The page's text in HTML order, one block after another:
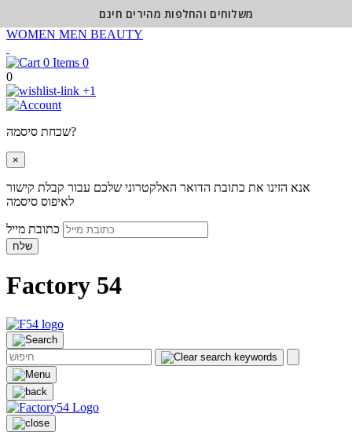
WOMEN MEN BEAUTY
0
0
+1
שכחת סיסמה?
×
אנא הזינו את כתובת הדואר האלקטרוני שלכם עבור קבלת קישור
לאיפוס סיסמה
שלח
Factory 54
משלוחים והחלפות מהירים חינם